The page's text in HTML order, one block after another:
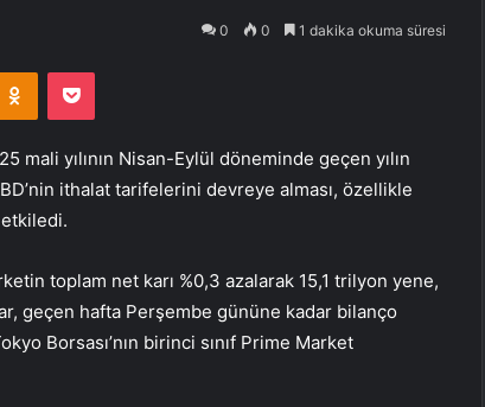
0 0 1 dakika okuma süresi
Odnoklassniki
Pocket
mali yılının Nisan-Eylül döneminde geçen yılın
ithalat tarifelerini devreye alması, özellikle
toplam net karı %0,3 azalarak 15,1 trilyon yene,
geçen hafta Perşembe gününe kadar bilanço
Borsası’nın birinci sınıf Prime Market